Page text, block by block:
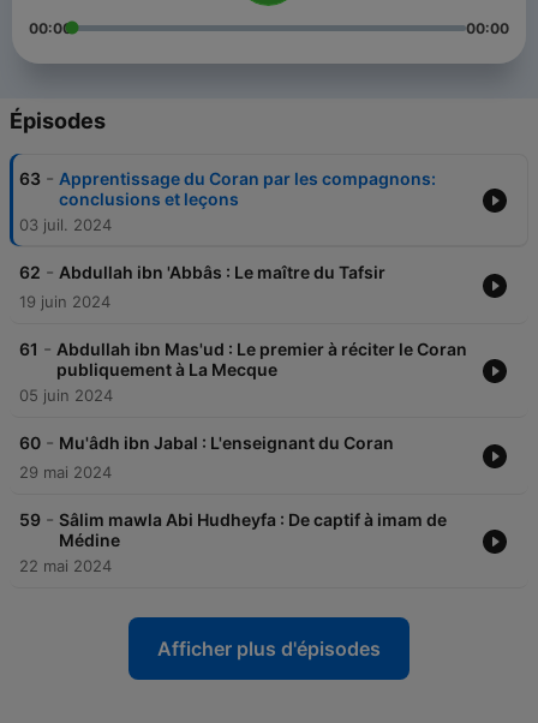
00:00 00:00
Épisodes
63 - Apprentissage du Coran par les compagnons:
conclusions et leçons
03 juil. 2024
62 - Abdullah ibn 'Abbâs : Le maître du Tafsir
19 juin 2024
61 - Abdullah ibn Mas'ud : Le premier à réciter le Coran
publiquement à La Mecque
05 juin 2024
60 - Mu'âdh ibn Jabal : L'enseignant du Coran
29 mai 2024
59 - Sâlim mawla Abi Hudheyfa : De captif à imam de
Médine
22 mai 2024
Afficher plus d'épisodes